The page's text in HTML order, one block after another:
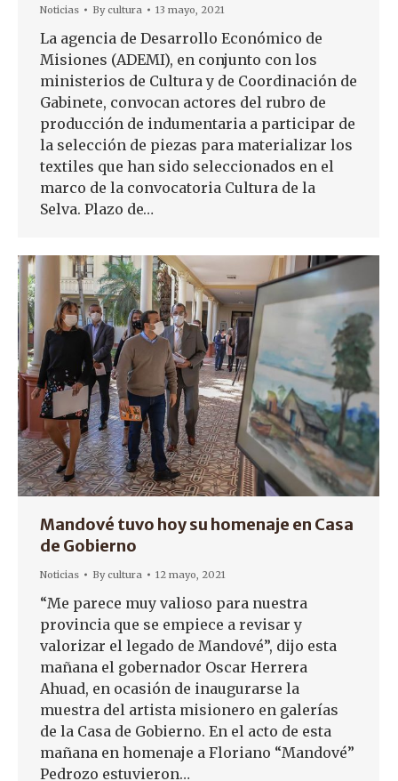
Noticias Bycultura 13 mayo, 2021
La agencia de Desarrollo Económico de
Misiones (ADEMI), en conjunto con los
ministerios de Cultura y de Coordinación de
Gabinete, convocan actores del rubro de
producción de indumentaria a participar de
la selección de piezas para materializar los
textiles que han sido seleccionados en el
marco de la convocatoria Cultura de la
Selva. Plazo de…
Mandové tuvo hoy su homenaje en Casa
de Gobierno
Noticias Bycultura 12 mayo, 2021
“Me parece muy valioso para nuestra
provincia que se empiece a revisar y
valorizar el legado de Mandové”, dijo esta
mañana el gobernador Oscar Herrera
Ahuad, en ocasión de inaugurarse la
muestra del artista misionero en galerías
de la Casa de Gobierno. En el acto de esta
mañana en homenaje a Floriano “Mandové”
Pedrozo estuvieron…